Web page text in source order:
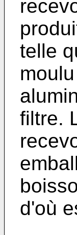
telle
filtre.
d'où